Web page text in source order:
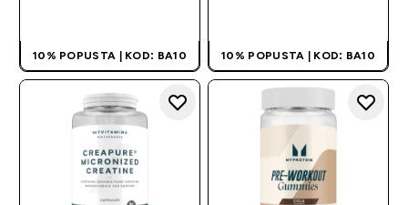
10% POPUSTA | KOD: BA10 10% POPUSTA | KOD: BA10